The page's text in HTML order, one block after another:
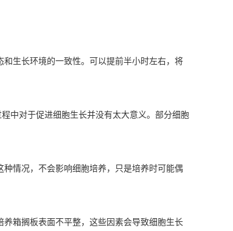
生长环境的一致性‌。可以提前半小时左右，将
中对于促进细胞生长并没有太大意义。部分细胞
情况，不会影响细胞培养，只是培养时可能偶
箱搁板表面不平整，这些因素会导致细胞生长